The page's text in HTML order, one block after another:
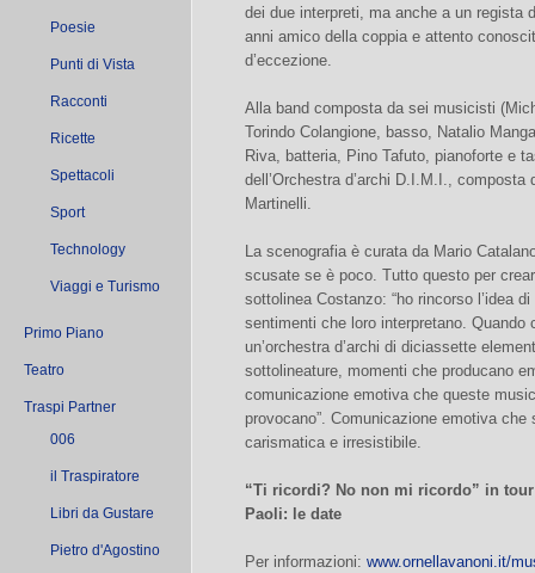
Poesie
Punti di Vista
Racconti
Ricette
Spettacoli
Sport
Technology
Viaggi e Turismo
Primo Piano
Teatro
Traspi Partner
006
il Traspiratore
Libri da Gustare
Pietro d'Agostino
dei due interpreti, ma anche a un regista
anni amico della coppia e attento
d’eccezione.
Alla band composta da sei musicisti
Torindo Colangione, basso, Natalio
Riva, batteria, Pino Tafuto, pianoforte e
dell’Orchestra d’archi D.I.M.I.,
Martinelli.
La scenografia è curata da Mario
scusate se è poco. Tutto questo per
sottolinea Costanzo: “ho rincorso l’idea
sentimenti che loro interpretano. Quando
un’orchestra d’archi di diciassette
sottolineature, momenti che producano
comunicazione emotiva che queste
provocano”. Comunicazione emotiva
carismatica e irresistibile.
“Ti ricordi? No non mi ricordo” in
Paoli: le date
Per informazioni: www.ornellavanoni.it/